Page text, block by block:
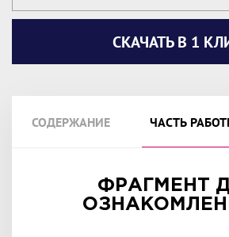
СКАЧАТЬ В 1
СОДЕРЖАНИЕ ЧАСТЬ
ФРАГМЕНТ